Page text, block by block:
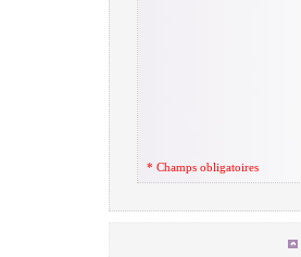
* Champs obligatoires